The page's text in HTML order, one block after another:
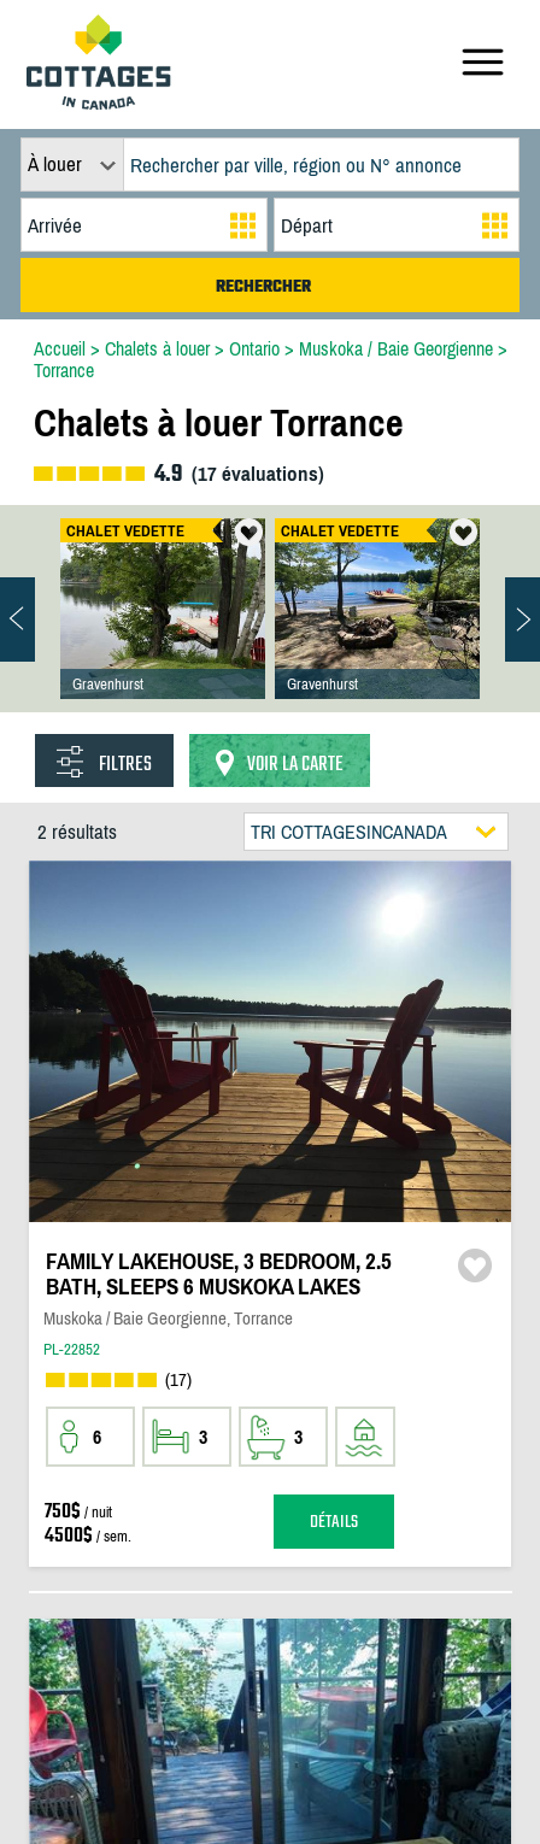
À louer
Accueil> Chalets à louer> Ontario> Muskoka / Baie Georgienne>
Torrance
Chalets à louer Torrance
4.9 (17évaluations)
CHALET VEDETTE
Gravenhurst
CHALET VEDETTE
Gravenhurst
FILTRES VOIR LA CARTE
2 résultats TRI COTTAGESINCANADA
FAMILY LAKEHOUSE, 3 BEDROOM, 2.5
BATH, SLEEPS 6 MUSKOKA LAKES
Muskoka / Baie Georgienne, Torrance
PL-22852
(17)
6 3 3
750$ / nuit
4500$ / sem. DÉTAILS